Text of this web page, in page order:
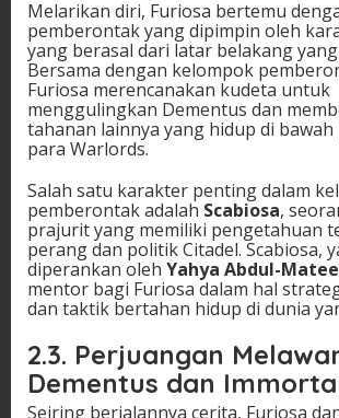
Melarikan diri, Furiosa bertemu
pemberontak yang dipimpin oleh
yang berasal dari latar belakang
Bersama dengan kelompok
Furiosa merencanakan kudeta untuk
menggulingkan Dementus dan
tahanan lainnya yang hidup di
para Warlords.
Salah satu karakter penting dalam
pemberontak adalah Scabiosa,
prajurit yang memiliki pengetahuan
perang dan politik Citadel. Scabiosa,
diperankan oleh Yahya Abdul-
mentor bagi Furiosa dalam hal
dan taktik bertahan hidup di dunia
2.3. Perjuangan
Dementus dan
Seiring berjalannya cerita, Furiosa